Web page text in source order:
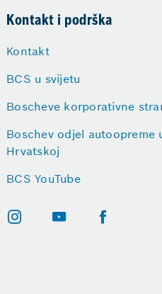
Kontakt i podrška
Kontakt
BCS u svijetu
Boscheve korporativne
Boschev odjel autoopreme
Hrvatskoj
BCS YouTube